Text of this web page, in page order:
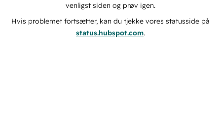
venligst siden og prøv igen.
Hvis problemet fortsætter, kan du tjekke vores statusside på
status.hubspot.com.